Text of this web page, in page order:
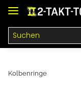
Kolbenringe